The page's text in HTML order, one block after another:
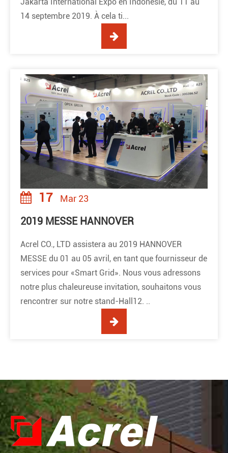
14 septembre 2019. À cela ti...
17 Mar 23
2019 MESSE HANNOVER
Acrel CO., LTD assistera au 2019 HANNOVER
MESSE du 01 au 05 avril, en tant que fournisseur de
services pour «Smart Grid». Nous vous adressons
notre plus chaleureuse invitation, souhaitons vous
rencontrer sur notre stand-Hall12. ..